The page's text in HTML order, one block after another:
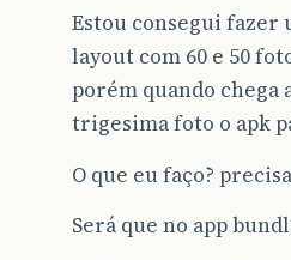
Estou consegui fazer
layout com 60 e 50
porém quando chega
trigesima foto o apk
O que eu faço?
Será que no app